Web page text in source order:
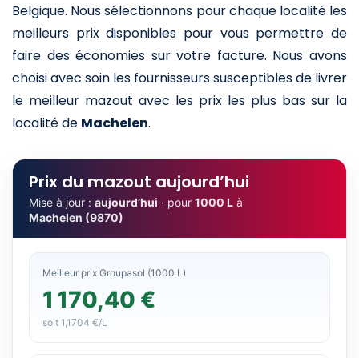
Belgique. Nous sélectionnons pour chaque localité les
meilleurs prix disponibles pour vous permettre de
faire des économies sur votre facture. Nous avons
choisi avec soin les fournisseurs susceptibles de livrer
le meilleur mazout avec les prix les plus bas sur la
localité de Machelen.
Prix du mazout aujourd’hui
Mise à jour : aujourd’hui · pour 1000 L à
Machelen (9870)
Meilleur prix Groupasol (1000 L)
1 170,40 €
soit 1,1704 €/L